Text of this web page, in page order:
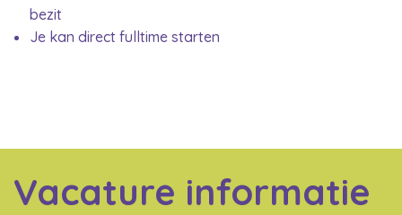
bezit
Je kan direct fulltime starten
Vacature informatie